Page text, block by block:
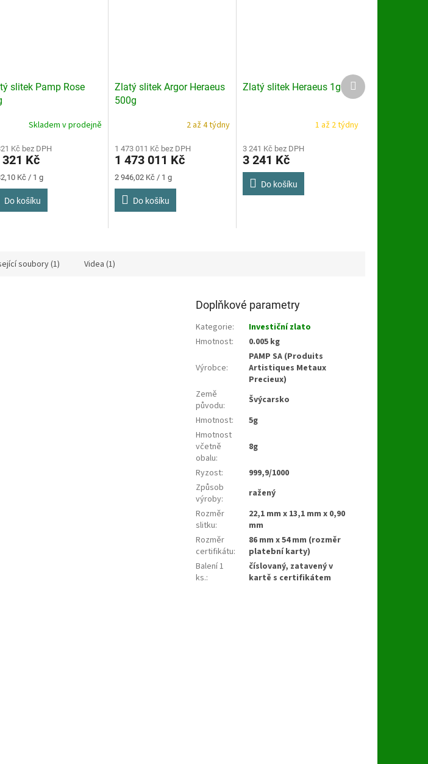
slitek Pamp Rose
Skladem v prodejně
Kč bez DPH
Kč
Kč / 1 g
Do košíku
Zlatý slitek Argor Heraeus
500g
2 až 4 týdny
1 473 011 Kč bez DPH
1 473 011 Kč
Měrná
cena:
2 946,02 Kč / 1 g
Do košíku
Zlatý slitek Heraeus 1g
1 až 2 týdny
3 241 Kč bez DPH
3 241 Kč
Do košíku
Další
produkt
soubory (1) Videa (1)
Doplňkové parametry
Kategorie:
Investiční zlato
Hmotnost: 0.005 kg
Výrobce:
PAMP SA (Produits
Artistiques Metaux
Precieux)
Země
původu:
Švýcarsko
Hmotnost:
5g
Hmotnost
včetně
obalu:
8g
Ryzost:
999,9/1000
Způsob
výroby:
ražený
Rozměr
slitku:
22,1 mm x 13,1 mm x 0,90
mm
Rozměr
certifikátu:
86 mm x 54 mm (rozměr
platební karty)
Balení 1
ks.:
číslovaný, zatavený v
kartě s certifikátem